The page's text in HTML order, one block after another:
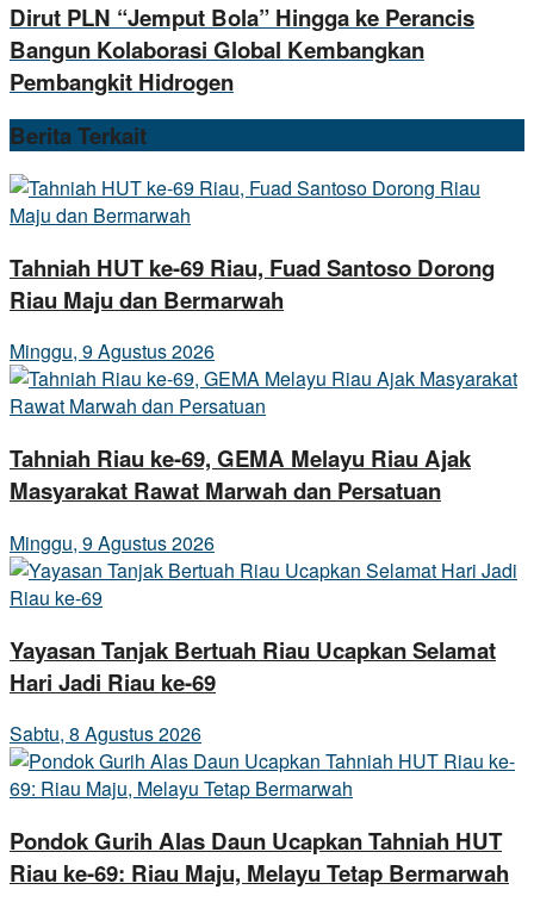
Dirut PLN “Jemput Bola” Hingga ke Perancis
Bangun Kolaborasi Global Kembangkan
Pembangkit Hidrogen
BeritaTerkait
Tahniah HUT ke-69 Riau, Fuad Santoso Dorong
Riau Maju dan Bermarwah
Minggu, 9 Agustus 2026
Tahniah Riau ke-69, GEMA Melayu Riau Ajak
Masyarakat Rawat Marwah dan Persatuan
Minggu, 9 Agustus 2026
Yayasan Tanjak Bertuah Riau Ucapkan Selamat
Hari Jadi Riau ke-69
Sabtu, 8 Agustus 2026
Pondok Gurih Alas Daun Ucapkan Tahniah HUT
Riau ke-69: Riau Maju, Melayu Tetap Bermarwah